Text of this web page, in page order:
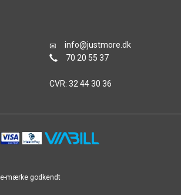
info@justmore.dk
70 20 55 37
CVR: 32 44 30 36
mærke godkendt